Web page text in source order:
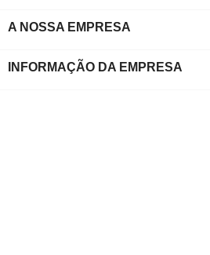
A NOSSA EMPRESA
INFORMAÇÃO DA EMPRESA